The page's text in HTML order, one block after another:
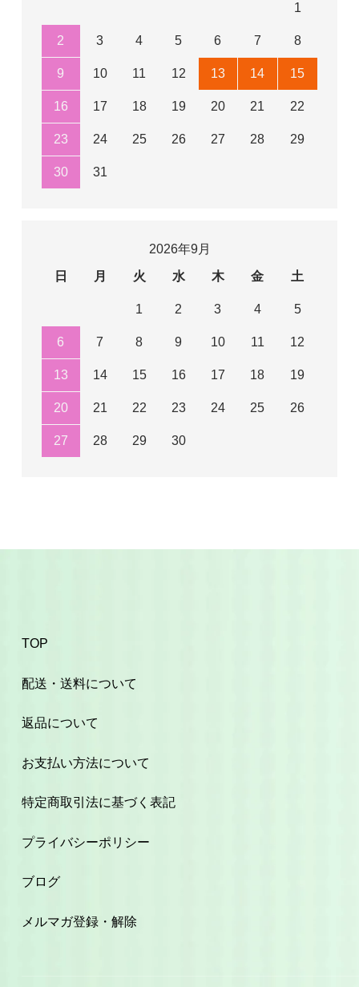
1
2 3 4 5 6 7 8
9 10 11 12 13 14 15
16 17 18 19 20 21 22
23 24 25 26 27 28 29
30 31
2026年9月
日
月 火 水 木 金 土
1 2 3 4 5
6 7 8 9 10 11 12
13 14 15 16 17 18 19
20 21 22 23 24 25 26
27 28 29 30
TOP
配送・送料について
返品について
お支払い方法について
特定商取引法に基づく表記
プライバシーポリシー
ブログ
メルマガ登録・解除